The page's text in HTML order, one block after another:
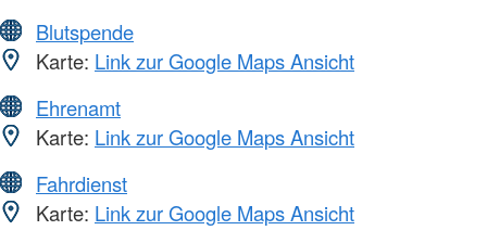
Blutspende
Karte: Link zur Google Maps Ansicht
Ehrenamt
Karte: Link zur Google Maps Ansicht
Fahrdienst
Karte: Link zur Google Maps Ansicht